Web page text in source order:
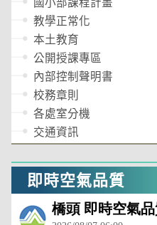
教學正常化
本土教育
公開授課專區
內部控制聲明書
校務章則
各處室分機
交通資訊
即時空氣品質